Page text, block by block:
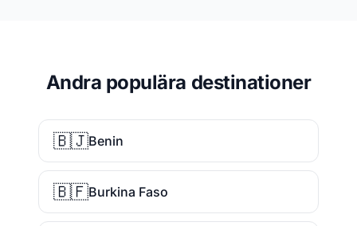
Andra populära destinationer
🇧🇯Benin
🇧🇫Burkina Faso